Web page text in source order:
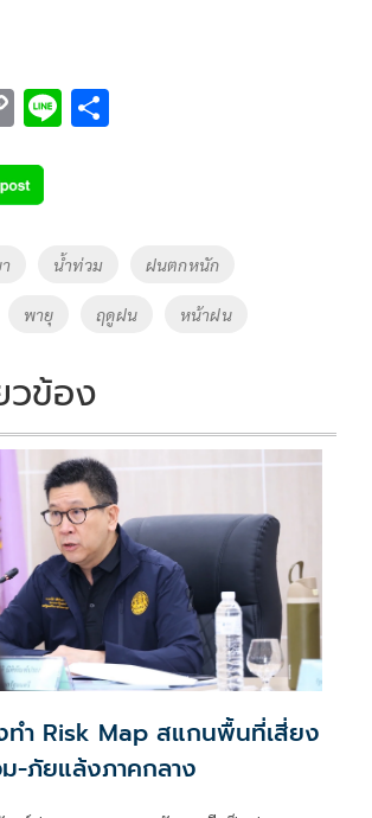
C
p
y
k
Li
น้ำท่วม ฝนตกหนัก
พายุ ฤดูฝน หน้าฝน
วข้อง
ทำ Risk Map สแกนพื้นที่เสี่ยง
-ภัยแล้งภาคกลาง